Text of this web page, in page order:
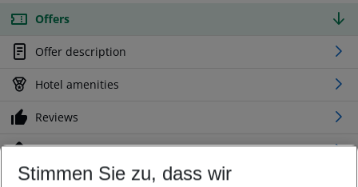
Offers
Offer description
Hotel amenities
Reviews
Location
Stimmen Sie zu, dass wir